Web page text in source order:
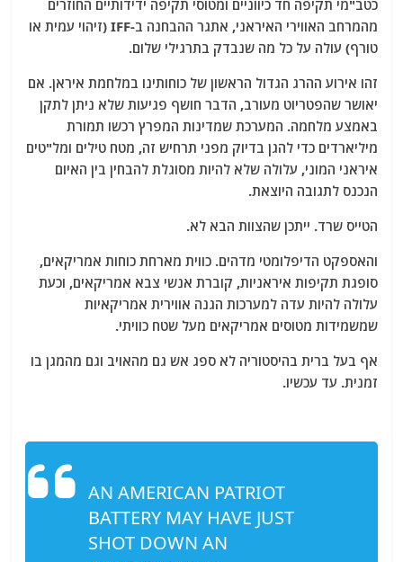
כטב"מי תקיפה חד כיווניים ומטוסי תקיפה ידידותיים החוזרים
מהמרחב האווירי האיראני, אתגר ההבחנה ב-IFF (זיהוי עמית או
טורף) עולה על כל מה שנבדק בתרגילי שלום.
זהו אירוע ההרג הגדול הראשון של כוחותינו במלחמת איראן. אם
יאושר שהפטריוט מעורב, הדבר חושף פגיעות שלא ניתן לתקן
באמצע מלחמה. המערכת שמדינות המפרץ רכשו תמורת
מיליארדים כדי להגן בדיוק מפני תרחיש זה, מטח טילים ומל"טים
איראני המוני, עלולה שלא להיות מסוגלת להבחין בין האיום
הנכנס לתגובה היוצאת.
הטייס שרד. ייתכן שהצוות הבא לא.
והאספקט הדיפלומטי מדהים. כווית מארחת כוחות אמריקאים,
סופגת תקיפות איראניות, קוברת אנשי צבא אמריקאים, וכעת
עלולה להיות עדה למערכות הגנה אווירית אמריקאיות
שמשמידות מטוסים אמריקאים מעל שטח כוויתי.
אף בעל ברית בהיסטוריה לא ספג אש גם מהאויב וגם מהמגן בו
זמנית. עד עכשיו.
AN AMERICAN PATRIOT
BATTERY MAY HAVE JUST
SHOT DOWN AN